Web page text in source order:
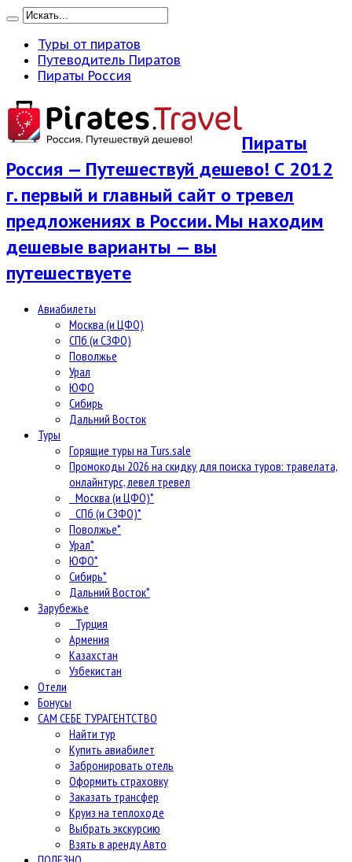
Туры от пиратов
Путеводитель Пиратов
Пираты Россия
Пираты
Россия — Путешествуй дешево! С 2012
г. первый и главный сайт о тревел
предложениях в России. Мы находим
дешевые варианты — вы
путешествуете
Авиабилеты
Москва (и ЦФО)
СПб (и СЗФО)
Поволжье
Урал
ЮФО
Сибирь
Дальний Восток
Туры
Горящие туры на Turs.sale
Промокоды 2026 на скидку для поиска туров: травелата,
онлайнтурс, левел тревел
Москва (и ЦФО)*
СПб (и СЗФО)*
Поволжье*
Урал*
ЮФО*
Сибирь*
Дальний Восток*
Зарубежье
Турция
Армения
Казахстан
Узбекистан
Отели
Бонусы
САМ СЕБЕ ТУРАГЕНТСТВО
Найти тур
Купить авиабилет
Забронировать отель
Оформить страховку
Заказать трансфер
Круиз на теплоходе
Выбрать экскурсию
Взять в аренду Авто